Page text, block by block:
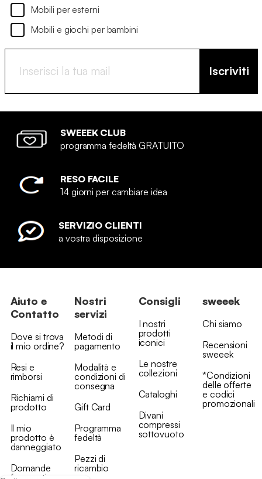
Mobili per esterni
Mobili e giochi per bambini
Iscriviti
SWEEEK CLUB
programma fedeltà GRATUITO
RESO FACILE
14 giorni per cambiare idea
SERVIZIO CLIENTI
a vostra disposizione
Aiuto e
Contatto
Dove si trova
il mio ordine?
Resi e
rimborsi
Richiami di
prodotto
Il mio
prodotto è
danneggiato
Domande
Nostri
servizi
Metodi di
pagamento
Modalità e
condizioni di
consegna
Gift Card
Programma
fedeltà
Pezzi di
ricambio
Consigli
I nostri
prodotti
iconici
Le nostre
collezioni
Cataloghi
Divani
compressi
sottovuoto
sweeek
Chi siamo
Recensioni
sweeek
*Condizioni
delle offerte
e codici
promozionali